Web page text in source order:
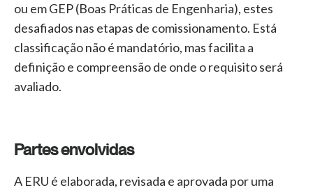
ou em GEP (Boas Práticas de Engenharia), estes
desafiados nas etapas de comissionamento. Está
classificação não é mandatório, mas facilita a
definição e compreensão de onde o requisito será
avaliado.
Partes envolvidas
A ERU é elaborada, revisada e aprovada por uma